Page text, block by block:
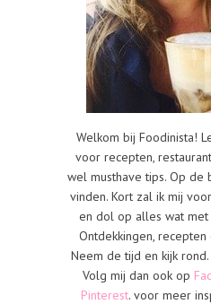
Welkom bij Foodinista!
voor recepten,
wel musthave tips. Op
vinden. Kort zal ik mij
en dol op alles wat
Ontdekkingen,
Neem de tijd en kijk
Volg mij dan ook op
Pinterest. voor meer